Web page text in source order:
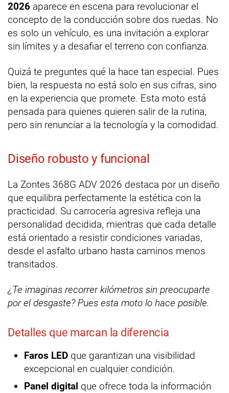
2026 aparece en escena para revolucionar el
concepto de la conducción sobre dos ruedas. No
es solo un vehículo, es una invitación a explorar
sin límites y a desafiar el terreno con confianza.
Quizá te preguntes qué la hace tan especial. Pues
bien, la respuesta no está solo en sus cifras, sino
en la experiencia que promete. Esta moto está
pensada para quienes quieren salir de la rutina,
pero sin renunciar a la tecnología y la comodidad.
Diseño robusto y funcional
La Zontes 368G ADV 2026 destaca por un diseño
que equilibra perfectamente la estética con la
practicidad. Su carrocería agresiva refleja una
personalidad decidida, mientras que cada detalle
está orientado a resistir condiciones variadas,
desde el asfalto urbano hasta caminos menos
transitados.
¿Te imaginas recorrer kilómetros sin preocuparte
por el desgaste? Pues esta moto lo hace posible.
Detalles que marcan la diferencia
Faros LED que garantizan una visibilidad
excepcional en cualquier condición.
Panel digital que ofrece toda la información